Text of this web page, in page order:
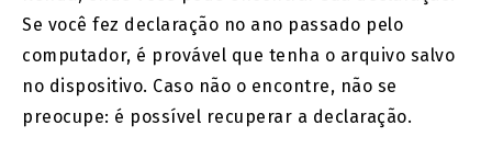
Se você fez declaração no ano passado pelo
computador, é provável que tenha o arquivo salvo
no dispositivo. Caso não o encontre, não se
preocupe: é possível recuperar a declaração.